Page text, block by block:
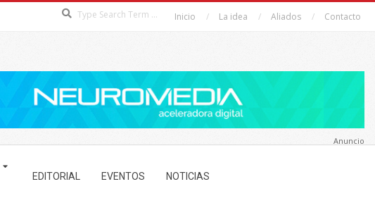
Inicio La idea Aliados Contacto
EDITORIAL EVENTOS NOTICIAS
Anuncio